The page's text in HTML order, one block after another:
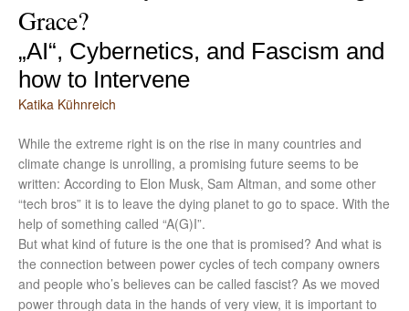
Grace?
„AI“, Cybernetics, and Fascism and
how to Intervene
Katika Kühnreich
While the extreme right is on the rise in many countries and
climate change is unrolling, a promising future seems to be
written: According to Elon Musk, Sam Altman, and some other
“tech bros” it is to leave the dying planet to go to space. With the
help of something called “A(G)I”.
But what kind of future is the one that is promised? And what is
the connection between power cycles of tech company owners
and people who’s believes can be called fascist? As we moved
power through data in the hands of very view, it is important to